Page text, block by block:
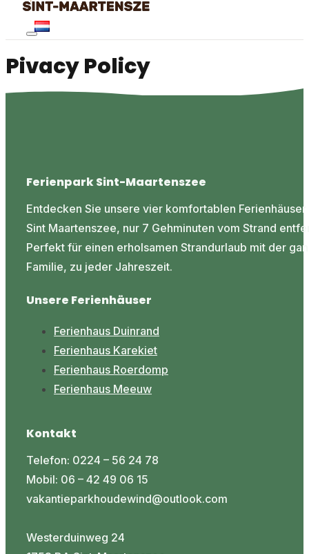
Pivacy Policy
Ferienpark Sint-Maartenszee
Entdecken Sie unsere vier komfortablen Ferienhäuser
Sint Maartenszee, nur 7 Gehminuten vom Strand
Perfekt für einen erholsamen Strandurlaub mit der
Familie, zu jeder Jahreszeit.
Unsere Ferienhäuser
Ferienhaus Duinrand
Ferienhaus Karekiet
Ferienhaus Roerdomp
Ferienhaus Meeuw
Kontakt
Telefon: 0224 – 56 24 78
Mobil: 06 – 42 49 06 15
vakantieparkhoudewind@outlook.com
Westerduinweg 24